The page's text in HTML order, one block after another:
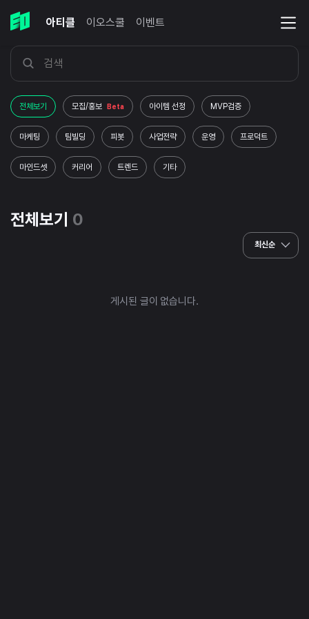
아티클 이오스쿨 이벤트
전체보기 모집/홍보 Beta 아이템 선정 MVP검증
마케팅 팀빌딩 피봇 사업전략 운영 프로덕트
마인드셋 커리어 트렌드 기타
전체보기 0
최신순
게시된 글이 없습니다.